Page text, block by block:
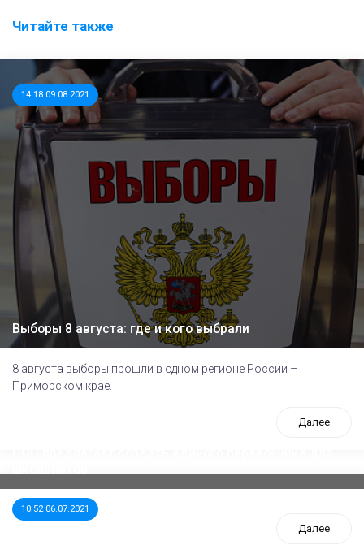
Читайте также
14:18 09.08.2021
Выборы 8 августа: где и кого выбрали
8 августа выборы прошли в одном регионе России –
Приморском крае.
Далее
10:52 06.07.2021
Далее